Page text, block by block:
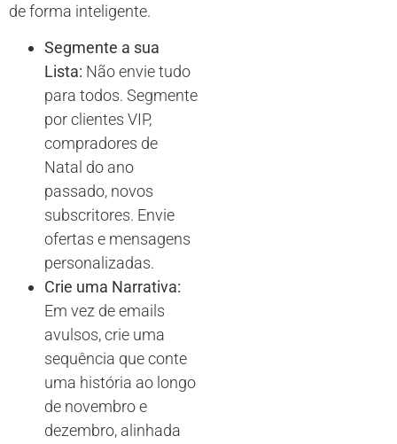
de forma inteligente.
Segmente a sua
Lista: Não envie tudo
para todos. Segmente
por clientes VIP,
compradores de
Natal do ano
passado, novos
subscritores. Envie
ofertas e mensagens
personalizadas.
Crie uma Narrativa:
Em vez de emails
avulsos, crie uma
sequência que conte
uma história ao longo
de novembro e
dezembro, alinhada